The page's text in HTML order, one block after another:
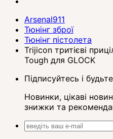
Arsenal911
Тюнінг зброї
Тюнінг пістолета
Trijicon тритієві
Tough для GLOCK
Підписуйтесь і
Новинки, цікаві
знижки та